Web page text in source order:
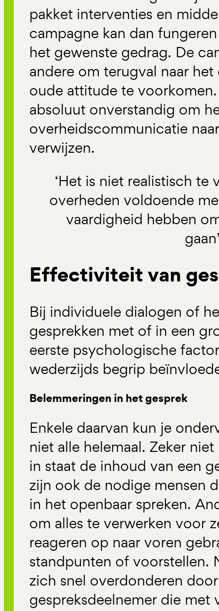
pakket interventies en
campagne kan dan
het gewenste gedrag. De
andere om terugval naar
oude attitude te
absoluut onverstandig om
overheidscommunicatie
verwijzen.
‘Het is niet realistisch
overheden voldoende
vaardigheid hebben
Effectiviteit van
Bij individuele dialogen of
gesprekken met of in een
eerste psychologische
wederzijds begrip
Belemmeringen in het gesprek
Enkele daarvan kun je
niet alle helemaal. Zeker
in staat de inhoud van een
zijn ook de nodige mensen
in het openbaar spreken.
om alles te verwerken voor
reageren op naar voren
standpunten of voorstellen.
zich snel overdonderen
gespreksdeelnemer die met